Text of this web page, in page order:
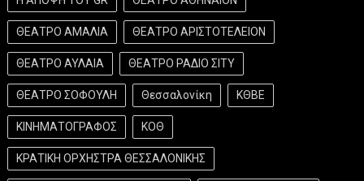
ΘΕΑΤΡΟ ΑΜΑΛΙΑ ΘΕΑΤΡΟ ΑΡΙΣΤΟΤΕΛΕΙΟΝ
ΘΕΑΤΡΟ ΑΥΛΑΙΑ ΘΕΑΤΡΟ ΡΑΔΙΟ ΣΙΤΥ
ΘΕΑΤΡΟ ΣΟΦΟΥΛΗ Θεσσαλονίκη ΚΘΒΕ
ΚΙΝΗΜΑΤΟΓΡΑΦΟΣ ΚΟΘ
ΚΡΑΤΙΚΗ ΟΡΧΗΣΤΡΑ ΘΕΣΣΑΛΟΝΙΚΗΣ